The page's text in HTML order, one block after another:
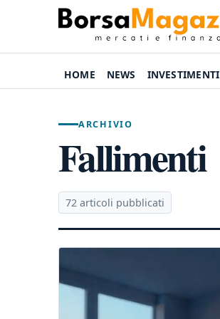
HOME NEWS INVESTIMENTI
ARCHIVIO
Fallimenti
72 articoli pubblicati